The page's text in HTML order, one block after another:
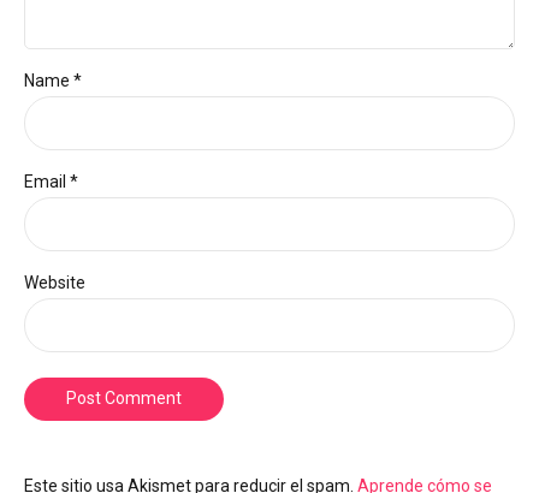
Name *
Email *
Website
Post Comment
Este sitio usa Akismet para reducir el spam. Aprende cómo se